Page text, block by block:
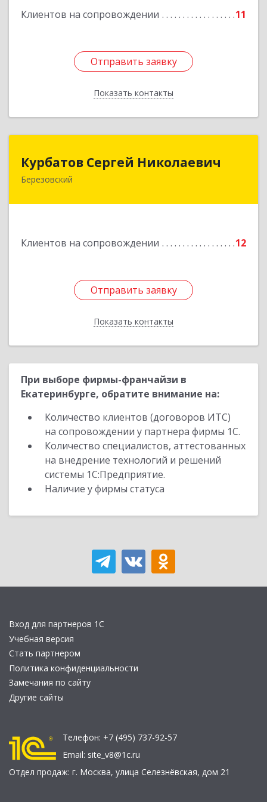
Клиентов на сопровождении 11
Отправить заявку
Показать контакты
Отправить заявку
Назад
Курбатов Сергей Николаевич
Березовский
Клиентов на сопровождении 12
Отправить заявку
Показать контакты
Курбатов Сергей Николаевич
Отправить заявку
Назад
При выборе фирмы-франчайзи в
Екатеринбурге, обратите внимание на:
Количество клиентов (договоров ИТС)
на сопровождении у партнера фирмы 1С.
Количество специалистов, аттестованных
на внедрение технологий и решений
системы 1С:Предприятие.
Наличие у фирмы статуса
Вход для партнеров 1С
Учебная версия
Стать партнером
Политика конфиденциальности
Замечания по сайту
Другие сайты
Телефон: +7 (495) 737-92-57
Email: site_v8@1c.ru
Отдел продаж: г. Москва, улица Селезнёвская, дом 21